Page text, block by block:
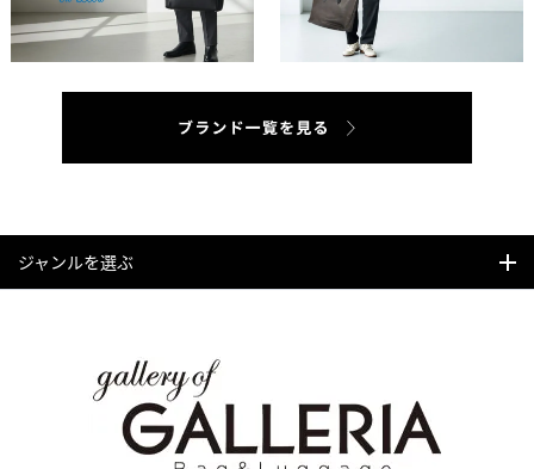
ジャンルを選ぶ